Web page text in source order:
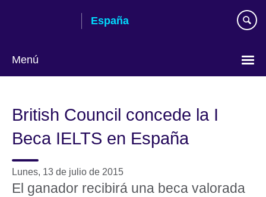
España
Menú
British Council concede la I
Beca IELTS en España
Lunes, 13 de julio de 2015
El ganador recibirá una beca valorada